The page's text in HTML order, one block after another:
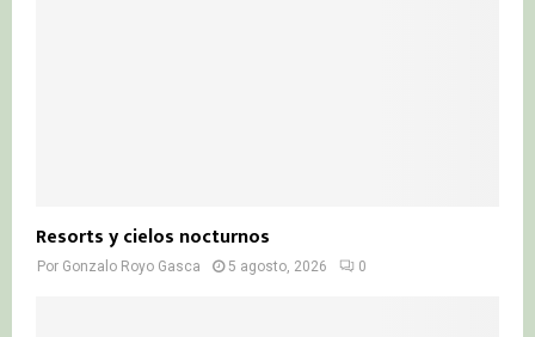
Resorts y cielos nocturnos
Por Gonzalo Royo Gasca 5 agosto, 2026 0